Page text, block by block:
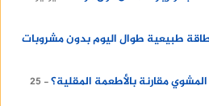
طبيعية طوال اليوم بدون مشروبات
مقارنة بالأطعمة المقلية؟
25